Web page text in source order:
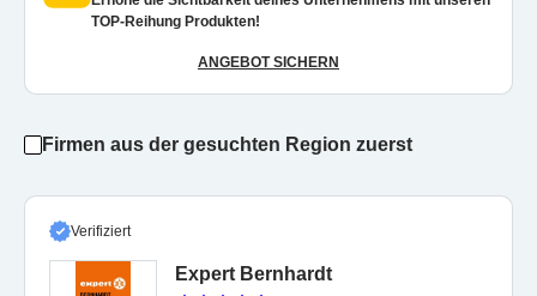
TOP-Reihung Produkten!
ANGEBOT SICHERN
Firmen aus der gesuchten Region zuerst
Verifiziert
Expert Bernhardt